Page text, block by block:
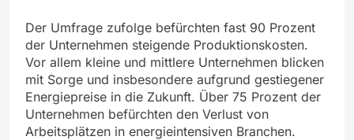
Der Umfrage zufolge befürchten fast 90 Prozent
der Unternehmen steigende Produktionskosten.
Vor allem kleine und mittlere Unternehmen blicken
mit Sorge und insbesondere aufgrund gestiegener
Energiepreise in die Zukunft. Über 75 Prozent der
Unternehmen befürchten den Verlust von
Arbeitsplätzen in energieintensiven Branchen.